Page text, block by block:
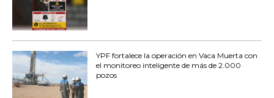
YPF fortalece la operación en Vaca Muerta con
el monitoreo inteligente de más de 2.000
pozos